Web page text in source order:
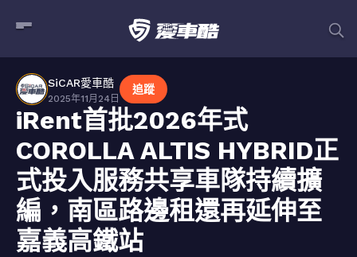
SiCAR愛車酷
2025年11月24日
追蹤
iRent首批2026年式
COROLLA ALTIS HYBRID正
式投入服務共享車隊持續擴
編，南區路邊租還再延伸至
嘉義高鐵站